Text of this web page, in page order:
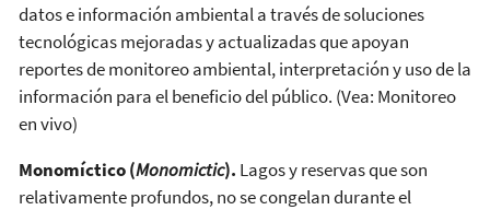
datos e información ambiental a través de soluciones
tecnológicas mejoradas y actualizadas que apoyan
reportes de monitoreo ambiental, interpretación y uso de la
información para el beneficio del público. (Vea: Monitoreo
en vivo)
Monomíctico (Monomictic). Lagos y reservas que son
relativamente profundos, no se congelan durante el